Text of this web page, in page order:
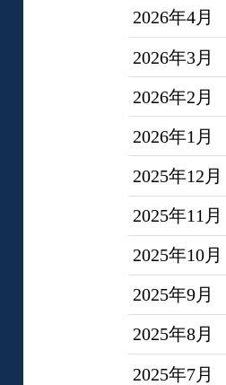
2026年4月
2026年3月
2026年2月
2026年1月
2025年12月
2025年11月
2025年10月
2025年9月
2025年8月
2025年7月